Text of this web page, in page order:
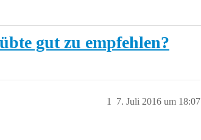
gut zu empfehlen?
7. Juli 2016 um 18:07
1